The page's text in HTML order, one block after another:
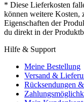
* Diese Lieferkosten
können weitere Kosten,
Eigenschaften der
du direkt in der
Hilfe & Support
Meine Bestellung
Versand &
Rücksendungen